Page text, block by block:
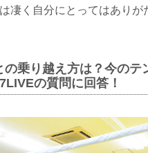
凄く自分にとってはありが
の乗り越え方は？今のテ
の質問に回答！